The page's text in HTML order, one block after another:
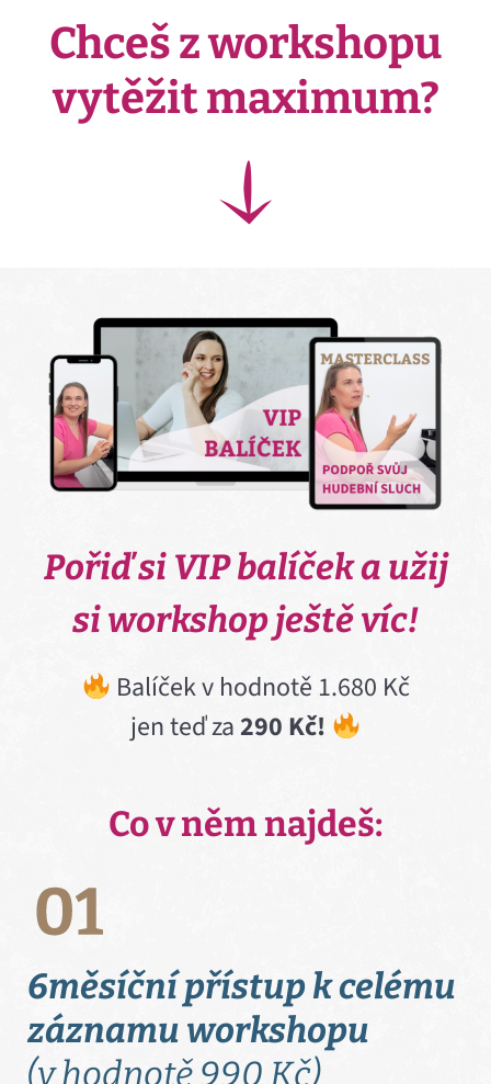
Chceš z workshopu
vytěžit maximum?
Pořiď si VIP balíček a užij
si workshop ještě víc!
Balíček v hodnotě 1.680 Kč
jen teď za 290 Kč!
Co v něm najdeš:
6měsíční přístup k celému
záznamu workshopu
(v hodnotě 990 Kč)